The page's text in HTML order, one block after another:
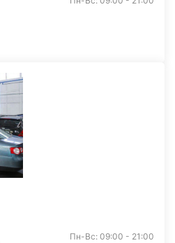
Пн-Вс: 09:00 - 21:00